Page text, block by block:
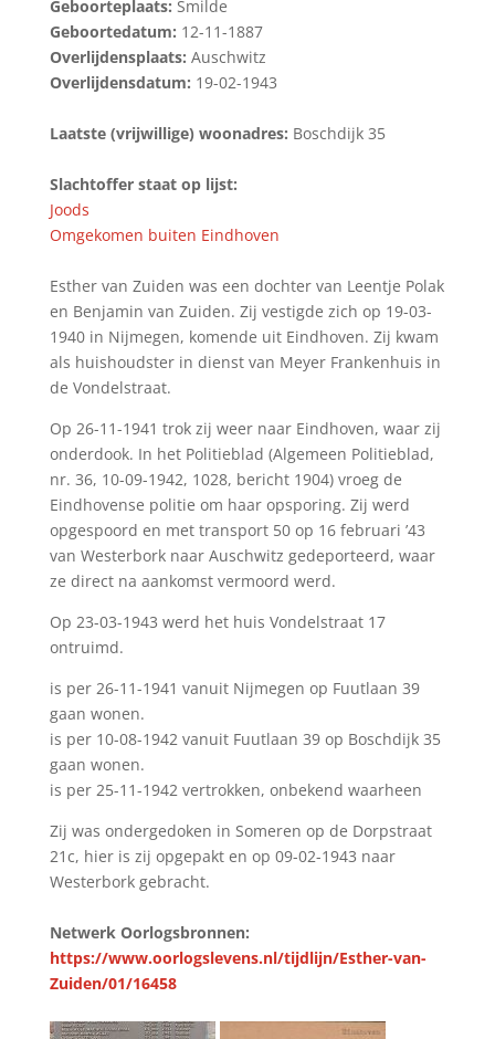
Geboorteplaats: Smilde
Geboortedatum: 12-11-1887
Overlijdensplaats: Auschwitz
Overlijdensdatum: 19-02-1943
Laatste (vrijwillige) woonadres: Boschdijk 35
Slachtoffer staat op lijst:
Joods
Omgekomen buiten Eindhoven
Esther van Zuiden was een dochter van Leentje Polak
en Benjamin van Zuiden. Zij vestigde zich op 19-03-
1940 in Nijmegen, komende uit Eindhoven. Zij kwam
als huishoudster in dienst van Meyer Frankenhuis in
de Vondelstraat.
Op 26-11-1941 trok zij weer naar Eindhoven, waar zij
onderdook. In het Politieblad (Algemeen Politieblad,
nr. 36, 10-09-1942, 1028, bericht 1904) vroeg de
Eindhovense politie om haar opsporing. Zij werd
opgespoord en met transport 50 op 16 februari ’43
van Westerbork naar Auschwitz gedeporteerd, waar
ze direct na aankomst vermoord werd.
Op 23-03-1943 werd het huis Vondelstraat 17
ontruimd.
is per 26-11-1941 vanuit Nijmegen op Fuutlaan 39
gaan wonen.
is per 10-08-1942 vanuit Fuutlaan 39 op Boschdijk 35
gaan wonen.
is per 25-11-1942 vertrokken, onbekend waarheen
Zij was ondergedoken in Someren op de Dorpstraat
21c, hier is zij opgepakt en op 09-02-1943 naar
Westerbork gebracht.
Netwerk Oorlogsbronnen:
https://www.oorlogslevens.nl/tijdlijn/Esther-van-
Zuiden/01/16458